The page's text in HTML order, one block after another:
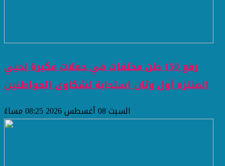
رفع 150 طن مخلفات في حملات مكبرة لحيي
المنتزه أول وثان استجابة لشكاوى المواطنين
السبت 08 أغسطس 2026 08:25 مساءً